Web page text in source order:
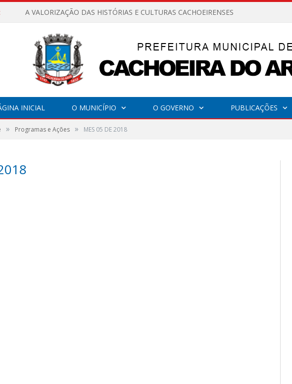
A VALORIZAÇÃO DAS HISTÓRIAS E CULTURAS CACHOEIRENSES
INICIAL O MUNICÍPIO O GOVERNO PUBLICAÇÕES
» Programas e Ações » MES 05 DE 2018